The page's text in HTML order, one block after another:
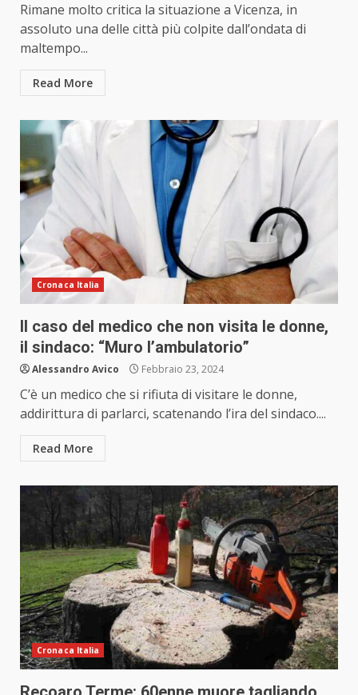
Rimane molto critica la situazione a Vicenza, in
assoluto una delle città più colpite dall’ondata di
maltempo...
Read More
Cronaca Italia
Il caso del medico che non visita le donne,
il sindaco: “Muro l’ambulatorio”
Alessandro Avico Febbraio 23, 2024
C’è un medico che si rifiuta di visitare le donne,
addirittura di parlarci, scatenando l’ira del sindaco....
Read More
Cronaca Italia